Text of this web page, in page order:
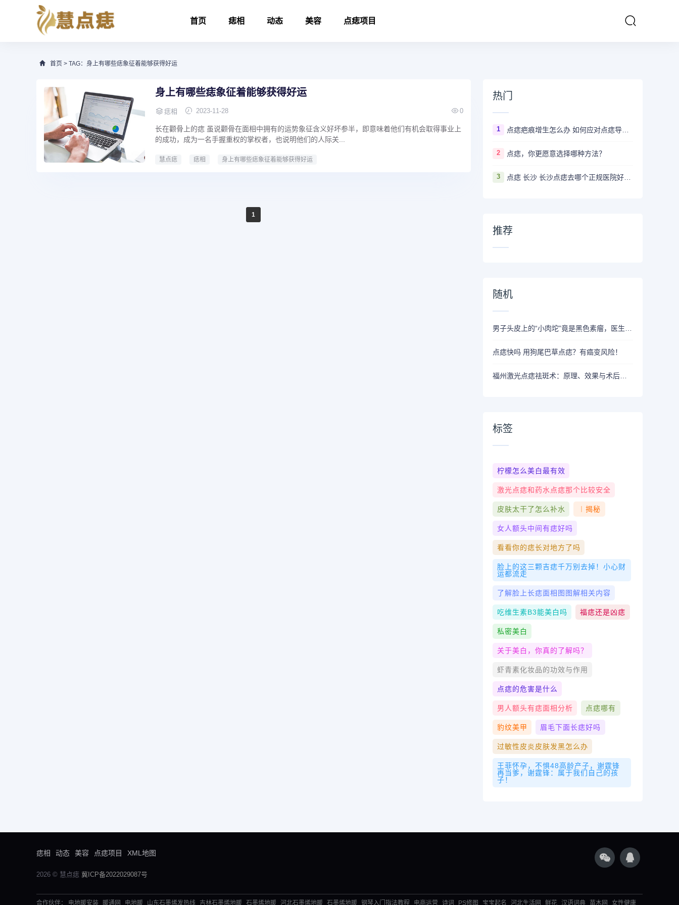
首页 痣相 动态 美容 点痣项目
首页 > TAG：身上有哪些痣象征着能够获得好运
身上有哪些痣象征着能够获得好运
痣相 2023-11-28 0
长在颧骨上的痣 虽说颧骨在面相中拥有的运势象征含义好坏参半，即意味着他们有机会取得事业上
的成功，成为一名手握重权的掌权者，也说明他们的人际关...
慧点痣 痣相 身上有哪些痣象征着能够获得好运
1
热门
1 点痣疤痕增生怎么办 如何应对点痣导致的疤痕增生
2 点痣，你更愿意选择哪种方法？
3 点痣 长沙 长沙点痣去哪个正规医院好？推荐5家口碑超棒且价格实惠的好医院
推荐
随机
点痣快吗 用狗尾巴草点痣？有癌变风险！
标签
柠檬怎么美白最有效
激光点痣和药水点痣那个比较安全
皮肤太干了怎么补水 ︱揭秘
女人额头中间有痣好吗
看看你的痣长对地方了吗
脸上的这三颗吉痣千万别去掉！小心财
运都流走
了解脸上长痣面相图图解相关内容
吃维生素b3能美白吗 福痣还是凶痣
私密美白
关于美白，你真的了解吗？
虾青素化妆品的功效与作用
点痣的危害是什么
男人额头有痣面相分析 点痣哪有
豹纹美甲 眉毛下面长痣好吗
过敏性皮炎皮肤发黑怎么办
王菲怀孕，不惧48高龄产子，谢霆锋
再当爹，谢霆锋：属于我们自己的孩
子！
痣相 动态 美容 点痣项目 XML地图
2026 © 慧点痣 冀ICP备2022029087号
合作伙伴： 电地暖安装 暖通网 电地暖 山东石墨烯发热线 吉林石墨烯地暖 石墨烯地暖 河北石墨烯地暖 石墨烯地暖 钢琴入门指法教程 电商运营 诗词 PS修图 宝宝起名 河北生活网 鲜花 汉语词典 苗木网 女性健康